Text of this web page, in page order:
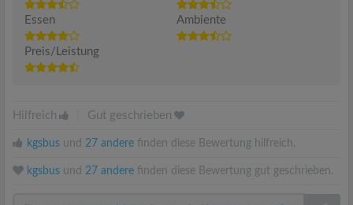
Essen Ambiente
Preis/Leistung
Hilfreich Gut geschrieben
kgsbus und 27 andere finden diese Bewertung hilfreich.
kgsbus und 27 andere finden diese Bewertung gut geschrieben.